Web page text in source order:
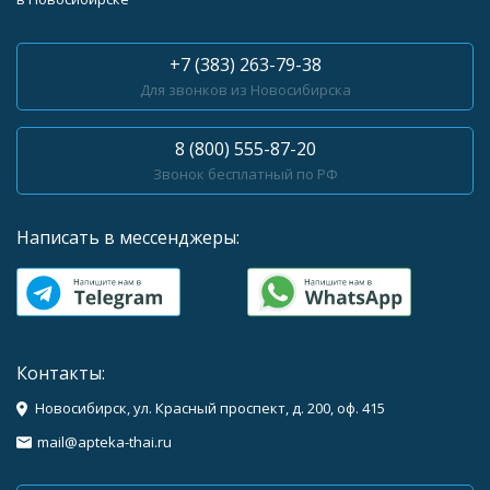
+7 (383) 263-79-38
Для звонков из Новосибирска
8 (800) 555-87-20
Звонок бесплатный по РФ
Написать в мессенджеры:
Контакты:
Новосибирск, ул. Красный проспект, д. 200, оф. 415
mail@apteka-thai.ru